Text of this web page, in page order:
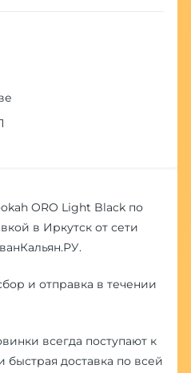
ORO Light Black по
в Иркутск от сети
и отправка в течении
всегда поступают к
доставка по всей